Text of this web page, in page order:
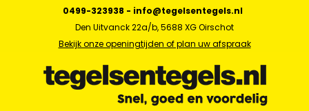
0499-323938 - info@tegelsentegels.nl
Den Uitvanck 22a/b, 5688 XG Oirschot
Bekijk onze openingtijden of plan uw afspraak